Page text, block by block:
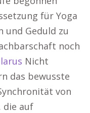
für Yoga
und Geduld zu
noch
Nicht
das bewusste
von
die auf